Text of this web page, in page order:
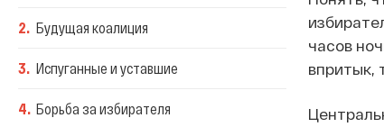
2. Будущая коалиция
3. Испуганные и уставшие
4. Борьба за избирателя
часов
впритык,